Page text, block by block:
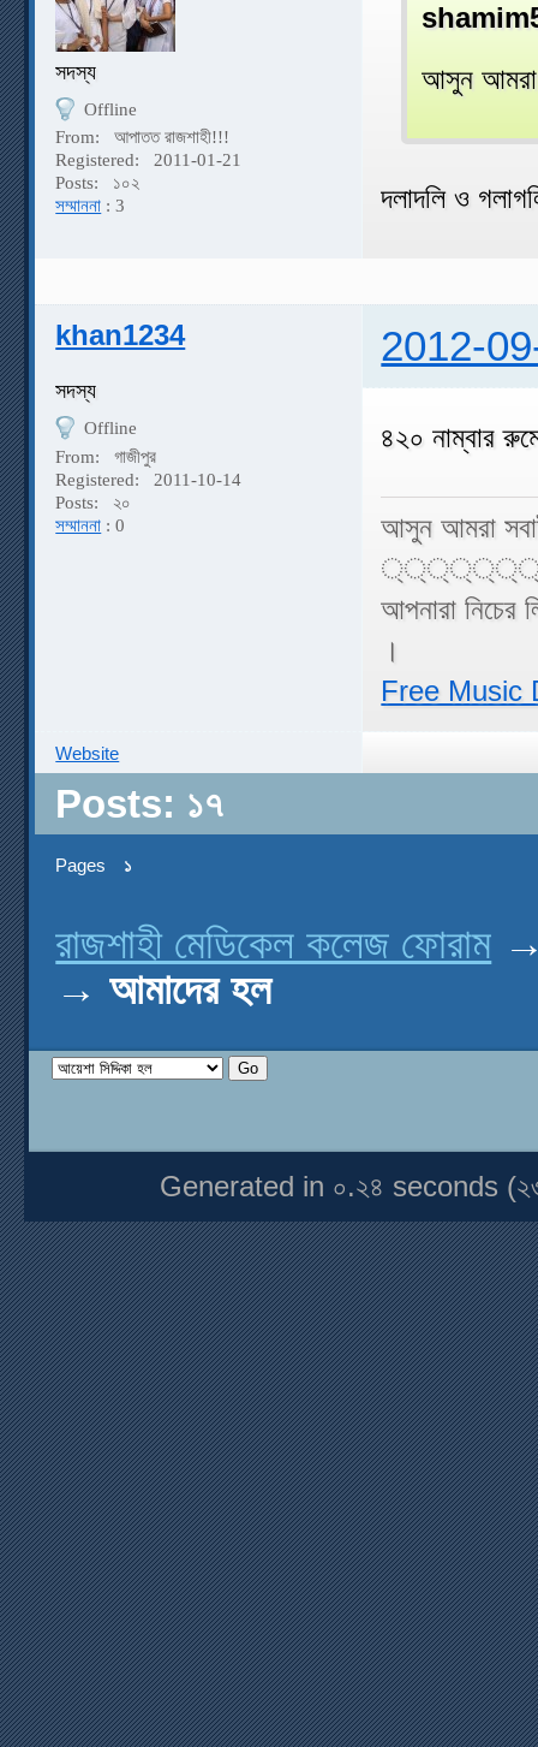
সদস্য
Offline
From:
আপাতত রাজশাহী!!!
Registered:
2011-01-21
Posts:
১০২
সম্মাননা : 3
আসুন আমরা
দলাদলি ও
khan1234 2012-
সদস্য
Offline
From:
গাজীপুর
Registered:
2011-10-14
Posts:
২০
সম্মাননা : 0
৪২০ নাম্বার
আসুন আমরা
আপনারা নিচের
।
Free Music
Website
Posts: ১৭
Pages ১
রাজশাহী মেডিকেল কলেজ ফোরাম
→আমাদের হল
Generated in ০.২৪ seconds